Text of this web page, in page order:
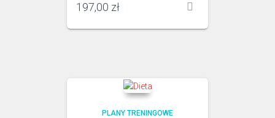
197,00 zł
PLANY TRENINGOWE